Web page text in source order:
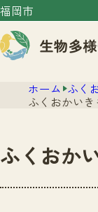
福岡市
セン
ホーム ふく
ふくおかい
ふくおか